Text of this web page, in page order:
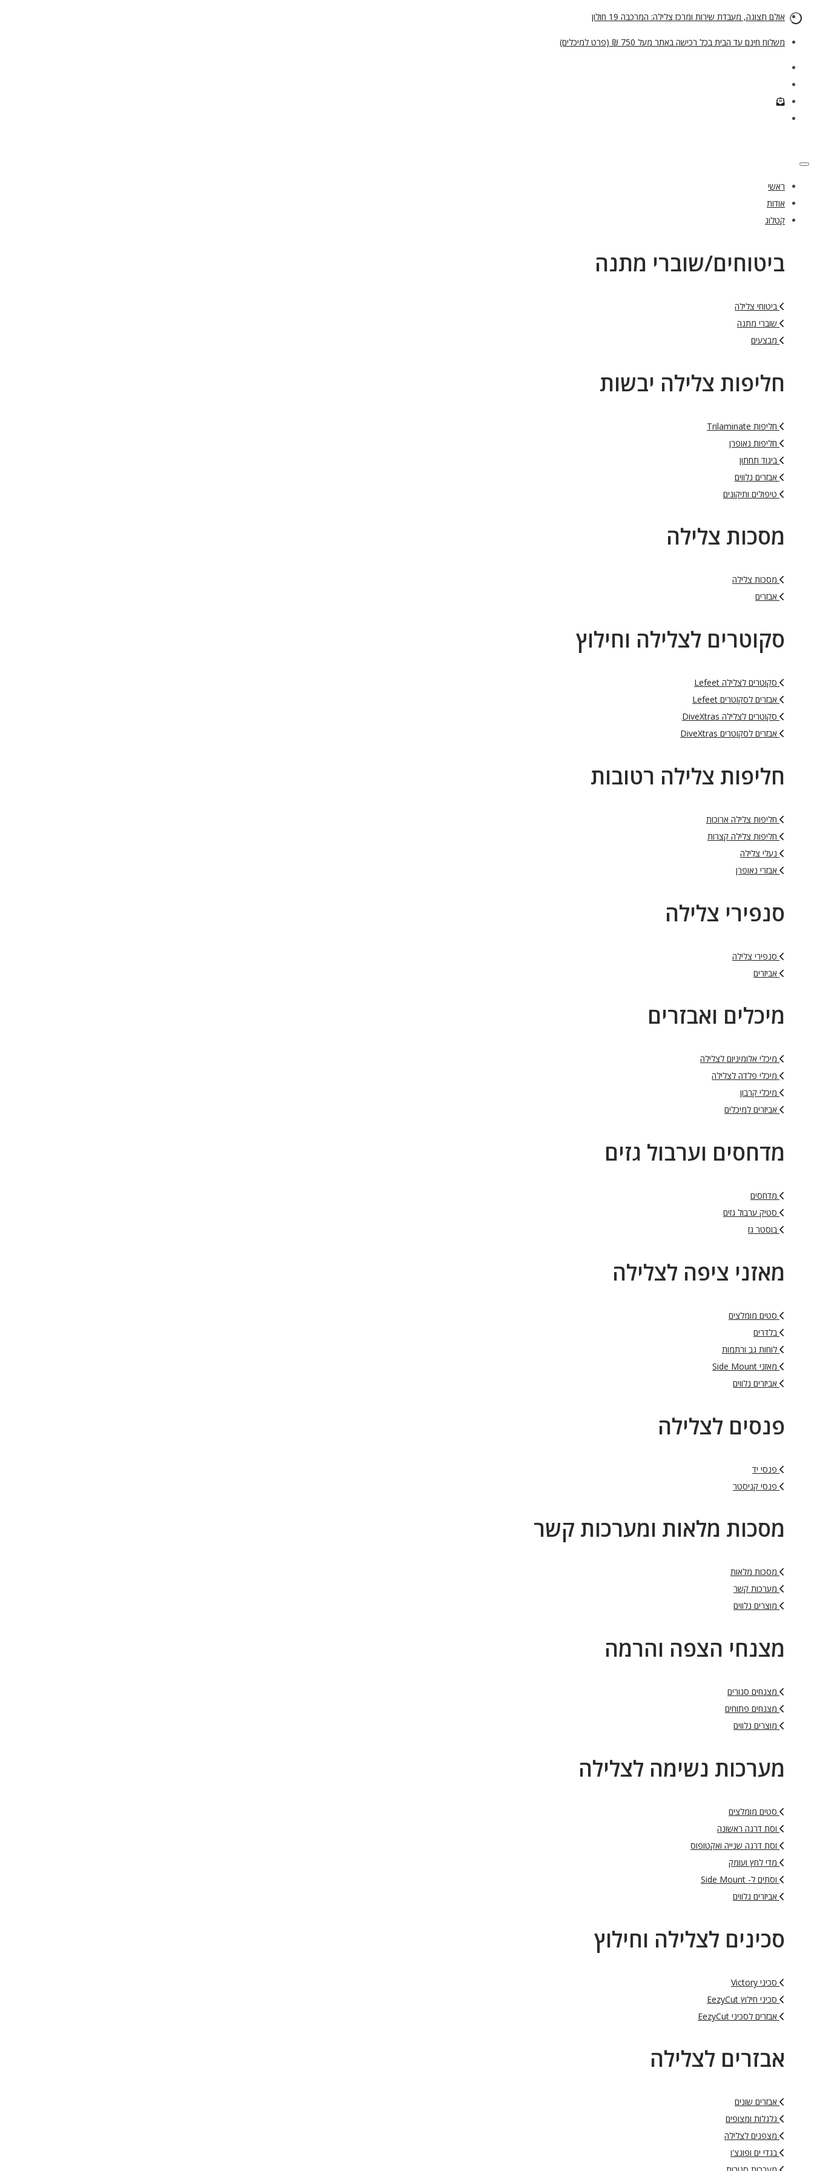
אולם תצוגה, מעבדת שירות ומרכז צלילה: המרכבה 19 חולון
משלוח חינם עד הבית בכל רכישה באתר מעל 750 ₪ (פרט למיכלים)
ראשי
אודות
קטלוג
ביטוחים/שוברי מתנה
ביטוחי צלילה
שוברי מתנה
מבצעים
חליפות צלילה יבשות
חליפות Trilaminate
חליפות נאופרן
ביגוד תחתון
אבזרים נלווים
טיפולים ותיקונים
מסכות צלילה
מסכות צלילה
אבזרים
סקוטרים לצלילה וחילוץ
סקוטרים לצלילה Lefeet
אבזרים לסקוטרים Lefeet
סקוטרים לצלילה DiveXtras
אבזרים לסקוטרים DiveXtras
חליפות צלילה רטובות
חליפות צלילה ארוכות
חליפות צלילה קצרות
נעלי צלילה
אבזרי נאופרן
סנפירי צלילה
סנפירי צלילה
אביזרים
מיכלים ואבזרים
מיכלי אלומיניום לצלילה
מיכלי פלדה לצלילה
מיכלי קרבון
אביזרים למיכלים
מדחסים וערבול גזים
מדחסים
סטיק ערבול גזים
בוסטר גז
מאזני ציפה לצלילה
סטים מומלצים
בלדרים
לוחות גב ורתמות
מאזני Side Mount
אביזרים נלווים
פנסים לצלילה
פנסי יד
פנסי קניסטר
מסכות מלאות ומערכות קשר
מסכות מלאות
מערכות קשר
מוצרים נלווים
מצנחי הצפה והרמה
מצנחים סגורים
מצנחים פתוחים
מוצרים נלווים
מערכות נשימה לצלילה
סטים מומלצים
וסת דרגה ראשונה
וסת דרגה שנייה ואקטופוס
מדי לחץ ועומק
וסתים ל- Side Mount
אביזרים נלווים
סכינים לצלילה וחילוץ
סכיני Victory
סכיני חילוץ EezyCut
אבזרים לסכיני EezyCut
אבזרים לצלילה
אבזרים שונים
גלגלות ומצופים
מצפנים לצלילה
בגדי ים ופונצ'ו